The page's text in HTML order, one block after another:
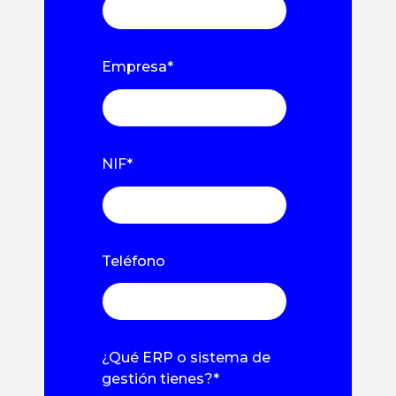
Empresa*
NIF*
Teléfono
¿Qué ERP o sistema de
gestión tienes?*